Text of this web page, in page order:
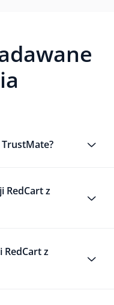
RedCart z
RedCart z